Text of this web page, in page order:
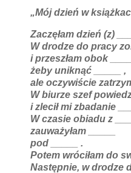
„Mój dzień w
Zaczęłam dzień (z)
W drodze do pracy
i przeszłam obok
żeby uniknąć _____ ,
ale oczywiście
W biurze szef
i zlecił mi zbadanie
W czasie obiadu z
zauważyłam _____
pod _____ .
Potem wróciłam do
Następnie, w drodze